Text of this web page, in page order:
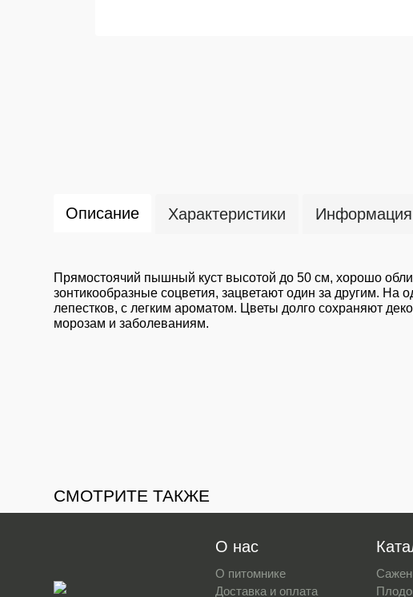
Описание Характеристики Информация
Прямостоячий пышный куст высотой до 50 см, хорошо
зонтикообразные соцветия, зацветают один за другим. На
лепестков, с легким ароматом. Цветы долго сохраняют
морозам и заболеваниям.
СМОТРИТЕ ТАКЖЕ
О нас
О питомнике
Доставка и оплата